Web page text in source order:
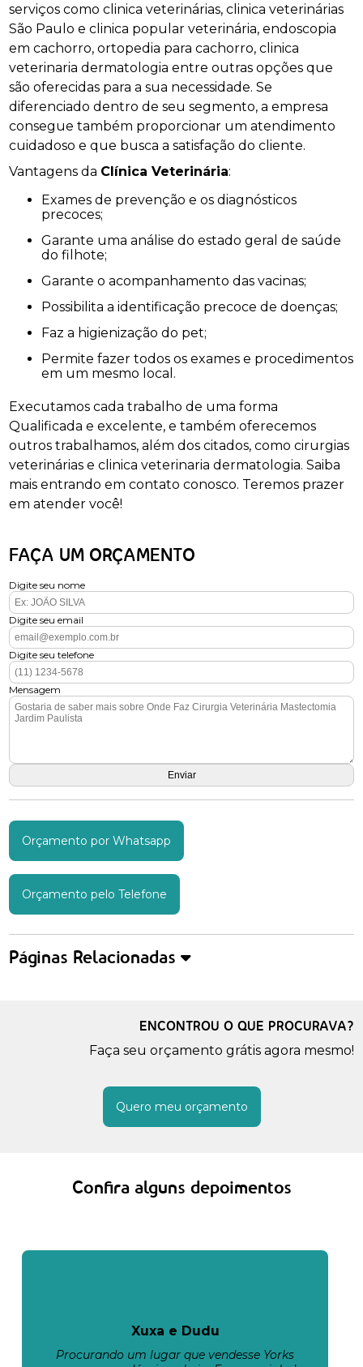
serviços como clinica veterinárias, clinica veterinárias
São Paulo e clinica popular veterinária, endoscopia
em cachorro, ortopedia para cachorro, clinica
veterinaria dermatologia entre outras opções que
são oferecidas para a sua necessidade. Se
diferenciado dentro de seu segmento, a empresa
consegue também proporcionar um atendimento
cuidadoso e que busca a satisfação do cliente.
Vantagens da Clínica Veterinária:
Exames de prevenção e os diagnósticos
precoces;
Garante uma análise do estado geral de saúde
do filhote;
Garante o acompanhamento das vacinas;
Possibilita a identificação precoce de doenças;
Faz a higienização do pet;
Permite fazer todos os exames e procedimentos
em um mesmo local.
Executamos cada trabalho de uma forma
Qualificada e excelente, e também oferecemos
outros trabalhamos, além dos citados, como cirurgias
veterinárias e clinica veterinaria dermatologia. Saiba
mais entrando em contato conosco. Teremos prazer
em atender você!
FAÇA UM ORÇAMENTO
Digite seu nome
Digite seu email
Digite seu telefone
Mensagem
Orçamento por Whatsapp
Orçamento pelo Telefone
Páginas Relacionadas
ENCONTROU O QUE PROCURAVA?
Faça seu orçamento grátis agora mesmo!
Quero meu orçamento
Confira alguns depoimentos
Xuxa e Dudu
Procurando um lugar que vendesse Yorks